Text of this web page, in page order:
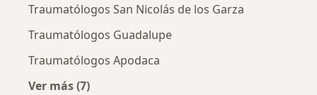
Traumatólogos San Nicolás de los Garza
Traumatólogos Guadalupe
Traumatólogos Apodaca
Ver más (7)